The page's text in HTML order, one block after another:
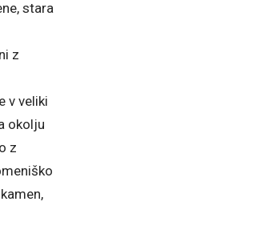
stara
z
v veliki
okolju
z